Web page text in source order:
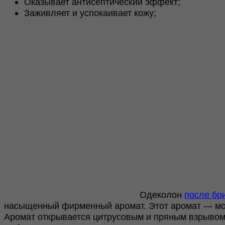
Заживляет и успокаивает кожу;
Одеколон после
насыщенный фирменный аромат. Этот аромат —
Аромат открывается цитрусовым и пряным